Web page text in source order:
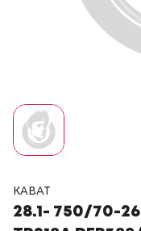
KABAT
28.1- 750/70-26